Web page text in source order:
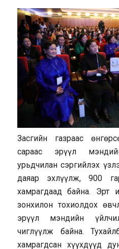
Засгийн газраас
сараас эрүүл
урьдчилан сэргийлэх
даяар эхлүүлж, 900
хамрагдаад байна. Эрт
зонхилон тохиолдох
эрүүл мэндийн
чиглүүлж байна.
хамрагдсан хүүхдүүд